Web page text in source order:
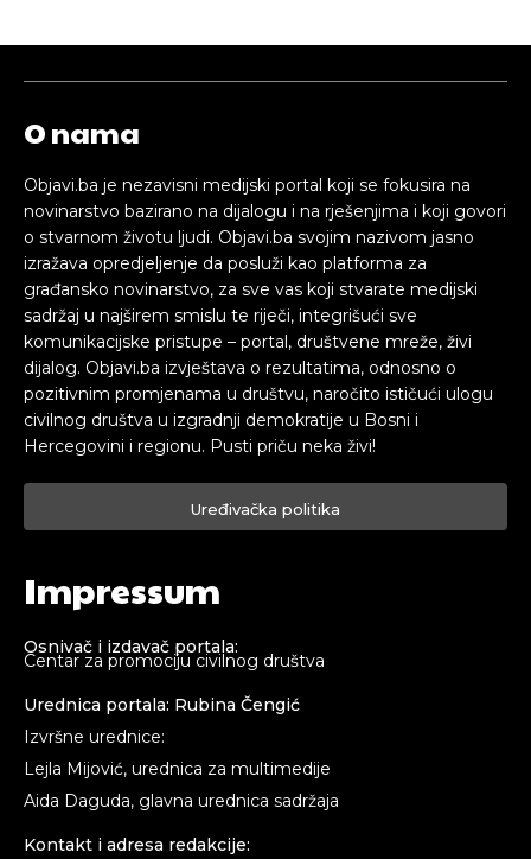
O nama
Objavi.ba je nezavisni medijski portal koji se fokusira na
novinarstvo bazirano na dijalogu i na rješenjima i koji govori
o stvarnom životu ljudi. Objavi.ba svojim nazivom jasno
izražava opredjeljenje da posluži kao platforma za
građansko novinarstvo, za sve vas koji stvarate medijski
sadržaj u najširem smislu te riječi, integrišući sve
komunikacijske pristupe – portal, društvene mreže, živi
dijalog. Objavi.ba izvještava o rezultatima, odnosno o
pozitivnim promjenama u društvu, naročito ističući ulogu
civilnog društva u izgradnji demokratije u Bosni i
Hercegovini i regionu. Pusti priču neka živi!
Uređivačka politika
Impressum
Osnivač i izdavač portala:
Centar za promociju civilnog društva
Urednica portala: Rubina Čengić
Izvršne urednice:
Lejla Mijović, urednica za multimedije
Aida Daguda, glavna urednica sadržaja
Kontakt i adresa redakcije: